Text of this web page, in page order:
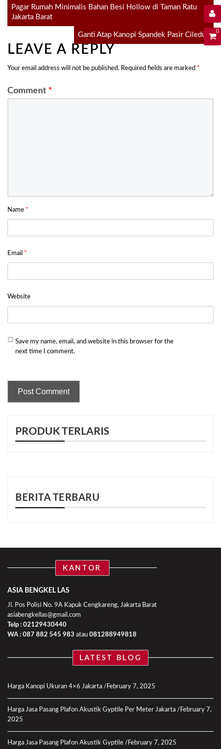
0
Post
navigation
Pagar Rumah Minimalis Bahan Besi Hollow di Taman Ratu
Jakarta Barat
Ganti Atap Kanopi Spandek Pasir Ciledug
LEAVE A REPLY
Your email address will not be published. Required fields are marked *
Comment *
Name *
Email *
Website
Save my name, email, and website in this browser for the
next time I comment.
PRODUK TERLARIS
BERITA TERBARU
KANTOR
ASIA BENGKEL LAS
Jl. Pos Polisi No. 9A Kapuk Cengkareng, Jakarta Barat
asiabengkellas@gmail.com
Telp : 02129430440
WA : 087 882 545 983 atau 081288949818
LATEST BLOG
Harga Kanopi Ukuran 4×6 Jakarta February 7, 2025
Harga Jasa Pasang Plafon Akustik Gyptile Per Meter Jakarta
February 7,
2025
Harga Jasa Pasang Plafon Akustik Gyptile February 7, 2025